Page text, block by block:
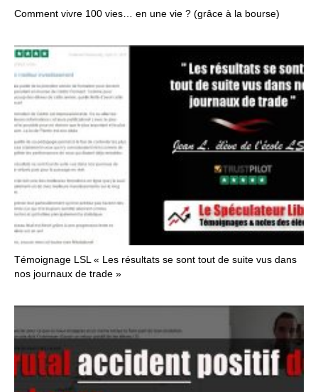
Comment vivre 100 vies… en une vie ? (grâce à la bourse)
Témoignage LSL « Les résultats se sont tout de suite vus dans
nos journaux de trade »